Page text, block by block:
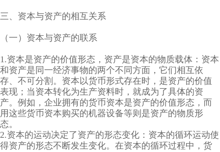
三、资本与资产的相互关系
（一）资本与资产的联系
1.资本是资产的价值形态，资产是资本的物质载体：资本
和资产是同一经济事物的两个不同方面，它们相互依
存、不可分割。资本以货币形式存在时，是资产的价值
表现；当资本转化为生产资料时，就成为了具体的资
产。例如，企业拥有的货币资本是资产的价值形态，而
用这些货币资本购买的机器设备等则是资产的物质形
态。
2.资本的运动决定了资产的形态变化：资本的循环运动使
得资产的形态不断发生变化。在资本的循环过程中，货